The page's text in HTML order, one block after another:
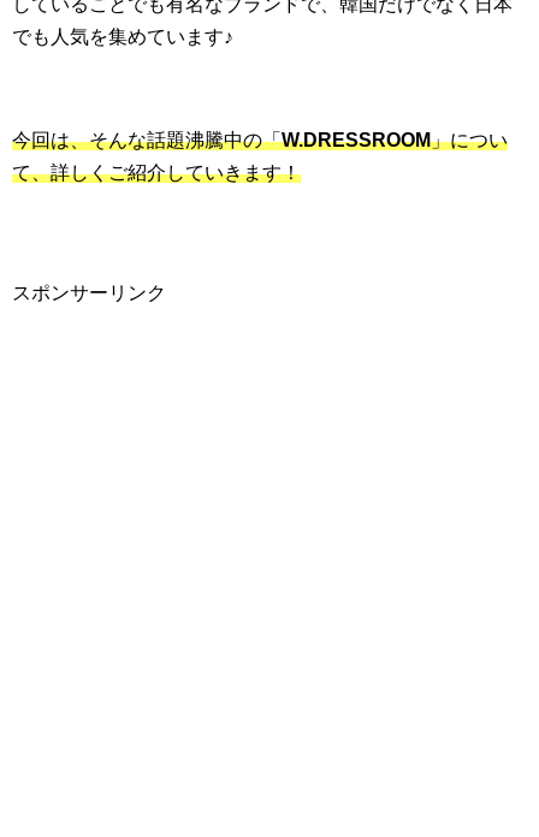
していることでも有名なブランドで、韓国だけでなく日本
でも人気を集めています♪
今回は、そんな話題沸騰中の「W.DRESSROOM」につい
て、詳しくご紹介していきます！
スポンサーリンク